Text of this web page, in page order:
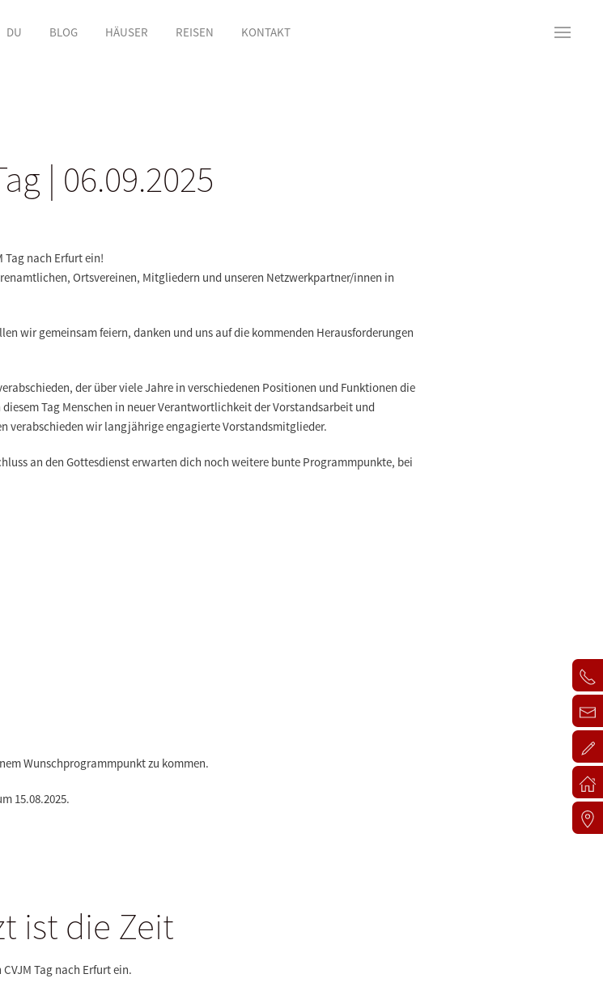
DU BLOG HÄUSER REISEN KONTAKT
| 06.09.2025
Tag nach Erfurt ein!
Ortsvereinen, Mitgliedern und unseren Netzwerkpartner/innen in
wir gemeinsam feiern, danken und uns auf die kommenden Herausforderungen
der über viele Jahre in verschiedenen Positionen und Funktionen die
Tag Menschen in neuer Verantwortlichkeit der Vorstandsarbeit und
wir langjährige engagierte Vorstandsmitglieder.
an den Gottesdienst erwarten dich noch weitere bunte Programmpunkte, bei
Wunschprogrammpunkt zu kommen.
15.08.2025.
ist die Zeit
Tag nach Erfurt ein.